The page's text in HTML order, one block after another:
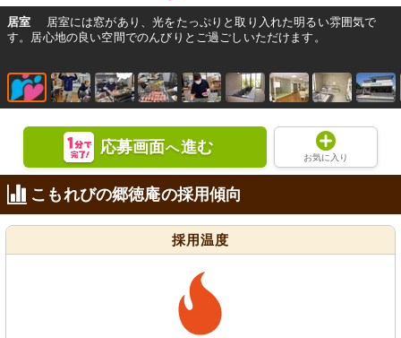
居室
居室には窓があり、光をたっぷりと取り入れた明るい雰囲気で
す。居心地の良い空間でのんびりとご過ごしいただけます。
応募画面へ進む
お気に入り
こもれびの郷徳庵の採用傾向
採用温度